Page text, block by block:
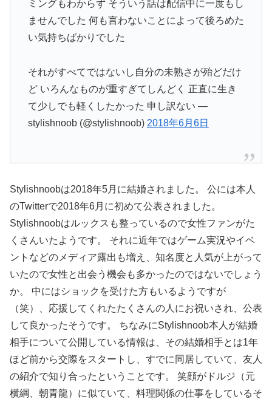
ミングもわからず そういう話は配信中に一度もし
ませんでした 何も言わないことによって後ろめた
い気持ちばかりでした
それがすべてではないし自分の未熟さが殆どだけ
ど いろんなものが重すぎてしんどく 正直に生き
て少しでも軽くしたかった 申し訳ない —
stylishnoob (@stylishnoob) 2018年6月6日
Stylishnoobは2018年5月に結婚されました。 公には本人
のTwitterで2018年6月に初めて公表されました。
Stylishnoobはルックスも整っているので女性ファンがた
くさんいたようです。 それに近年ではゲーム実況やイベ
ントなどのメディア露出も増え、知名度と人気が上がって
いたので女性と出会う機会も多かったのではないでしょう
か。 中にはショックを受けた方もいるようですが
（笑）、応援してくれたたくさんの人にお祝いされ、公表
して良かったそうです。 ちなみにStylishnoob本人が結婚
相手について公開している情報は、その結婚相手とは1年
ほど前から交際をスタートし、すでに同居していて、友人
の紹介で知り合ったということです。 笑顔がドルジ（元
横綱、朝青龍）に似ていて、料理関係の仕事をしているそ